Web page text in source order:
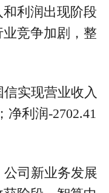
利润出现阶段
竞争加剧，整
实现营业收入
净利润-2702.41
司新业务发展